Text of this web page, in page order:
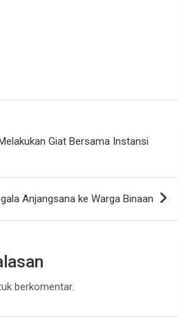
Giat Bersama Instansi
Anjangsana ke Warga Binaan
berkomentar.